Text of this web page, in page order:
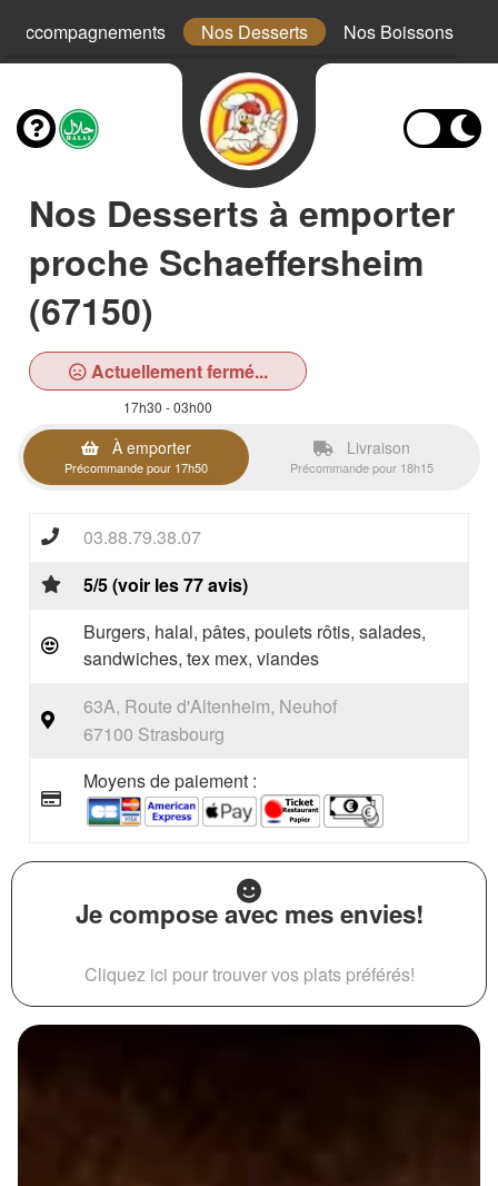
Accompagnements Nos Desserts Nos Boissons
Nos Desserts à emporter
proche Schaeffersheim
(67150)
Actuellement fermé...
17h30 - 03h00
À emporter
Précommande pour 17h50
Livraison
Précommande pour 18h15
03.88.79.38.07
5/5 (voir les 77 avis)
Burgers, halal, pâtes, poulets rôtis, salades,
sandwiches, tex mex, viandes
63A, Route d'Altenheim, Neuhof
67100 Strasbourg
Moyens de paiement :
Je compose avec mes envies!
Cliquez ici pour trouver vos plats préférés!